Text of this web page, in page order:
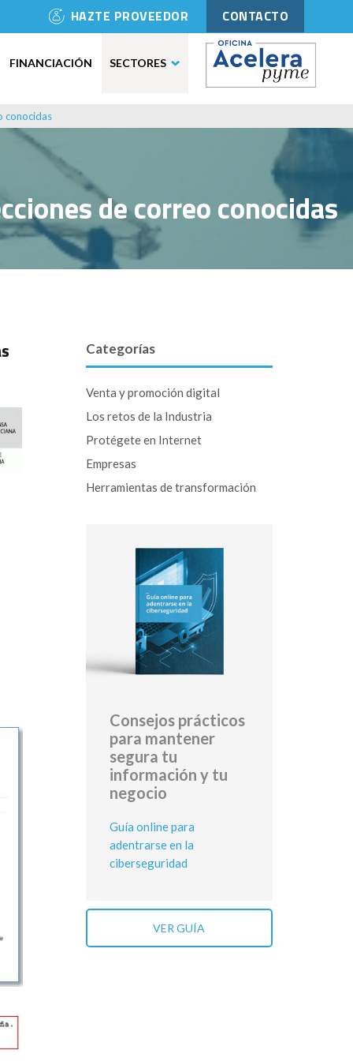
HAZTE PROVEEDOR CONTACTO
FINANCIACIÓN SECTORES
conocidas
de correo conocidas
Categorías
Venta y promoción digital
Los retos de la Industria
Protégete en Internet
Empresas
Herramientas de transformación
Consejos prácticos
para mantener
segura tu
información y tu
negocio
Guía online para
adentrarse en la
ciberseguridad
VER GUÍA